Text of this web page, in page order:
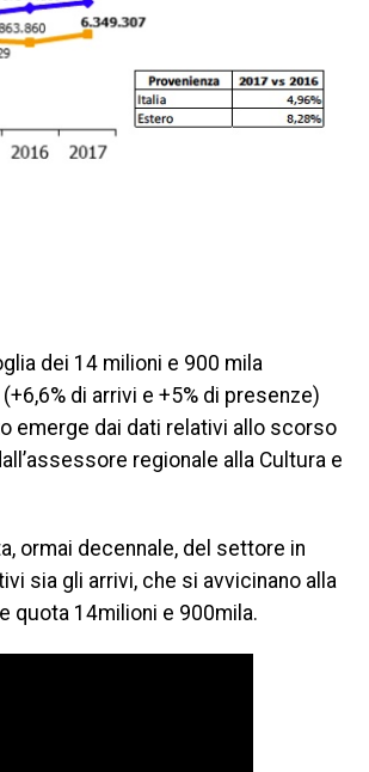
dei 14 milioni e 900 mila
di arrivi e +5% di presenze)
emerge dai dati relativi allo scorso
regionale alla Cultura e
ormai decennale, del settore in
sia gli arrivi, che si avvicinano alla
quota 14milioni e 900mila.